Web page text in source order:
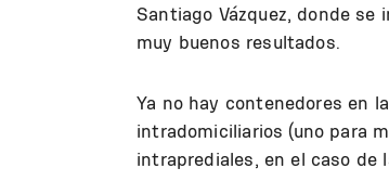
Santiago Vázquez, donde
muy buenos resultados.
Ya no hay contenedores en
intradomiciliarios (uno para
intraprediales, en el caso de